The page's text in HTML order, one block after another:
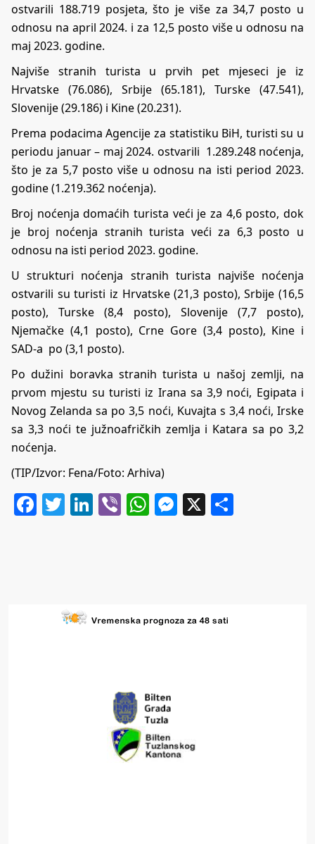
ostvarili 188.719 posjeta, što je više za 34,7 posto u
odnosu na april 2024. i za 12,5 posto više u odnosu na
maj 2023. godine.
Najviše stranih turista u prvih pet mjeseci je iz
Hrvatske (76.086), Srbije (65.181), Turske (47.541),
Slovenije (29.186) i Kine (20.231).
Prema podacima Agencije za statistiku BiH, turisti su u
periodu januar – maj 2024. ostvarili 1.289.248 noćenja,
što je za 5,7 posto više u odnosu na isti period 2023.
godine (1.219.362 noćenja).
Broj noćenja domaćih turista veći je za 4,6 posto, dok
je broj noćenja stranih turista veći za 6,3 posto u
odnosu na isti period 2023. godine.
U strukturi noćenja stranih turista najviše noćenja
ostvarili su turisti iz Hrvatske (21,3 posto), Srbije (16,5
posto), Turske (8,4 posto), Slovenije (7,7 posto),
Njemačke (4,1 posto), Crne Gore (3,4 posto), Kine i
SAD-a po (3,1 posto).
Po dužini boravka stranih turista u našoj zemlji, na
prvom mjestu su turisti iz Irana sa 3,9 noći, Egipata i
Novog Zelanda sa po 3,5 noći, Kuvajta s 3,4 noći, Irske
sa 3,3 noći te južnoafričkih zemlja i Katara sa po 3,2
noćenja.
(TIP/Izvor: Fena/Foto: Arhiva)
Facebook
Twitter
LinkedIn
ViberWhatsApp
Messenger
X